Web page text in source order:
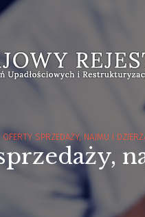
OFERTY SPRZEDAŻY, NAJMU I